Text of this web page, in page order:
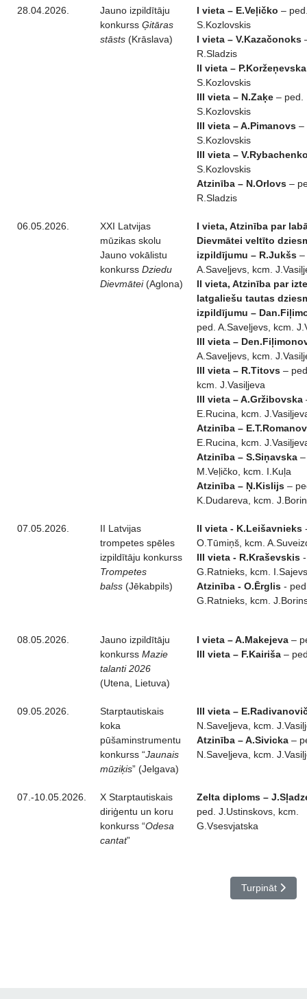
28.04.2026.
Jauno izpildītāju
konkurss Ģitāras
stāsts (Krāslava)
I vieta – E.Veļičko –
S.Kozlovskis
I vieta – V.Kazačonoks
R.Sladzis
II vieta – P.Koržeņevska
S.Kozlovskis
III vieta – N.Zaķe – ped.
S.Kozlovskis
III vieta – A.Pimanovs –
S.Kozlovskis
III vieta –
S.Kozlovskis
Atzinība – N.Orlovs –
R.Sladzis
06.05.2026.
XXI Latvijas
mūzikas skolu
Jauno vokālistu
konkurss Dziedu
Dievmātei(Aglona)
I vieta, Atzinība par
Dievmātei veltīto
izpildījumu – R.Jukšs –
A.Saveļjevs, kcm.
II vieta, Atzinība par
latgaliešu tautas
izpildījumu –
ped. A.Saveļjevs, kcm.
III vieta –
A.Saveļjevs, kcm.
III vieta – R.Titovs –
kcm. J.Vasiļjeva
III vieta – A.Gržibovska
E.Rucina, kcm.
Atzinība –
E.Rucina, kcm.
Atzinība – S.Siņavska
M.Veļičko, kcm. I.Kuļa
Atzinība – Ņ.Kislijs –
K.Dudareva, kcm.
07.05.2026.
II Latvijas
trompetes spēles
izpildītāju konkurss
Trompetes
balss (Jēkabpils)
II vieta - K.Leišavnieks
O.Tūmiņš, kcm.
III vieta - R.Kraševskis
G.Ratnieks, kcm.
Atzinība - O.Ērglis -
G.Ratnieks, kcm.
08.05.2026.
Jauno izpildītāju
konkurss Mazie
talanti 2026
(Utena, Lietuva)
I vieta – A.Makejeva –
III vieta – F.Kairiša –
09.05.2026.
Starptautiskais
koka
pūšaminstrumentu
konkurss “Jaunais
mūziķis” (Jelgava)
III vieta –
N.Saveļjeva, kcm.
Atzinība – A.Sivicka –
N.Saveļjeva, kcm.
07.-10.05.2026.
X Starptautiskais
diriģentu un koru
konkurss “Odesa
cantat”
Zelta diploms –
ped. J.Ustinskovs, kcm.
G.Vsesvjatska
Nākamais
Turpināt